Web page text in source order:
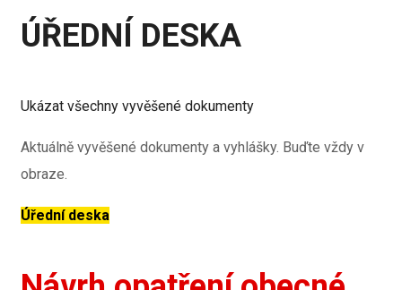
ÚŘEDNÍ DESKA
Ukázat všechny vyvěšené dokumenty
Aktuálně vyvěšené dokumenty a vyhlášky. Buďte vždy v
obraze.
Úřední deska